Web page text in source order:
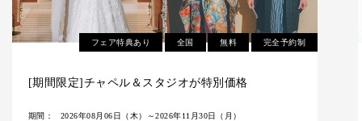
全国 無料 完全予約制
【8/11(火祝)～16(日)の6日間限定】衣裳試着体験付